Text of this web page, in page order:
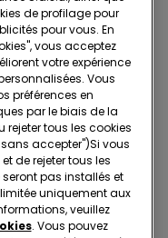
2€
Livraison gratuite
de profilage pour
pour vous. En
vous acceptez
votre expérience
Vous
préférences en
par le biais de la
rejeter tous les cookies
accepter")​Si vous
de rejeter tous les
pas installés et
uniquement aux
veuillez
. Vous pouvez